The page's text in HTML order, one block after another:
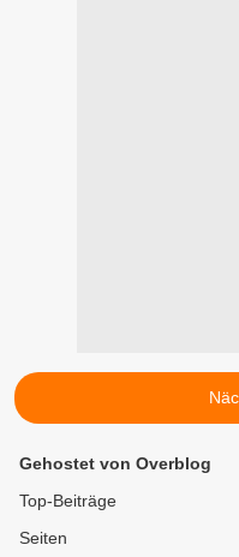
Gehostet von Overblog
Top-Beiträge
Seiten